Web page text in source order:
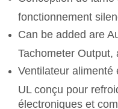
fonctionnement
Can be added are
Tachometer Output,
Ventilateur alimenté
UL conçu pour
électroniques et